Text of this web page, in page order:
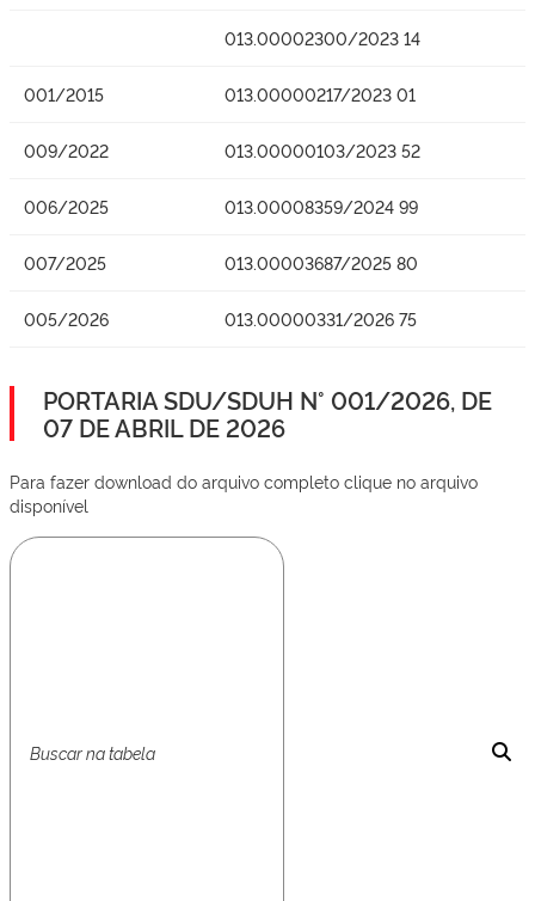
013.00002300/2023 14
001/2015 013.00000217/2023 01
009/2022 013.00000103/2023 52
006/2025 013.00008359/2024 99
007/2025 013.00003687/2025 80
005/2026 013.00000331/2026 75
PORTARIA SDU/SDUH N° 001/2026, DE
07 DE ABRIL DE 2026
Para fazer download do arquivo completo clique no arquivo
disponível